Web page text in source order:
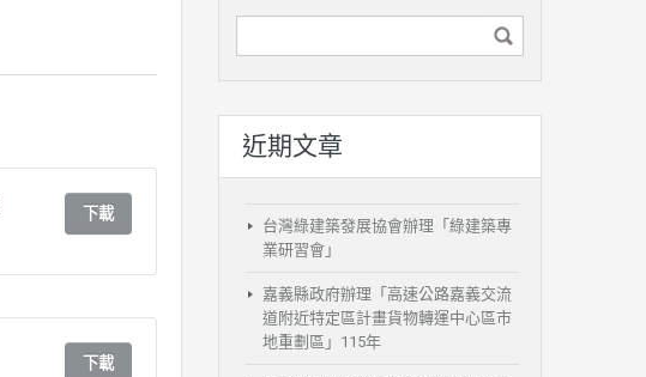
下載
下載
近期文章
台灣綠建築發展協會辦理「綠建築專
業研習會」
嘉義縣政府辦理「高速公路嘉義交流
道附近特定區計畫貨物轉運中心區市
地重劃區」115年